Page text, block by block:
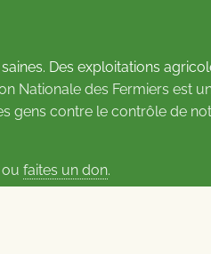
Des exploitations
Nationale des Fermiers est
gens contre le contrôle de
ou faites un don.